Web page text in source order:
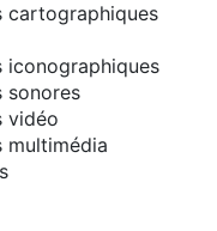
cartographiques
iconographiques
sonores
vidéo
multimédia